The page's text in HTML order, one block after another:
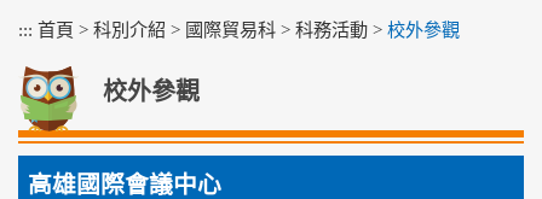
::: 首頁 > 科別介紹 > 國際貿易科 > 科務活動 > 校外參觀
校外參觀
高雄國際會議中心